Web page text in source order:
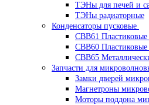
ТЭНы для печей и
ТЭНы радиаторные
Конденсаторы пусковые
CBB61
CBB60 Пластиковые
CBB65
Запчасти для
Замки дверей
Магнетроны
Моторы поддона